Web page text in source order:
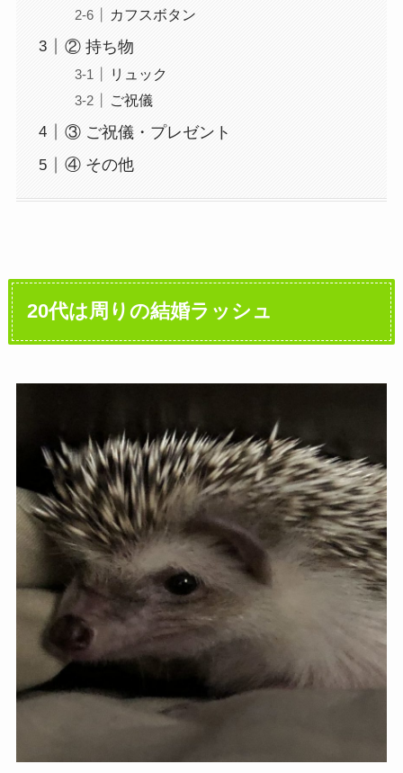
カフスボタン
② 持ち物
リュック
ご祝儀
③ ご祝儀・プレゼント
④ その他
20代は周りの結婚ラッシュ